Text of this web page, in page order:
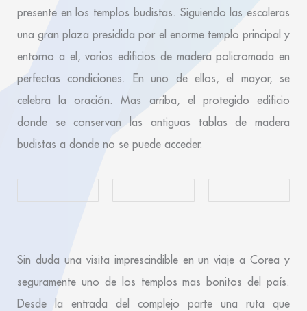
presente en los templos budistas. Siguiendo las escaleras
una gran plaza presidida por el enorme templo principal y
entorno a el, varios edificios de madera policromada en
perfectas condiciones. En uno de ellos, el mayor, se
celebra la oración. Mas arriba, el protegido edificio
donde se conservan las antiguas tablas de madera
budistas a donde no se puede acceder.
Sin duda una visita imprescindible en un viaje a Corea y
seguramente uno de los templos mas bonitos del país.
Desde la entrada del complejo parte una ruta que